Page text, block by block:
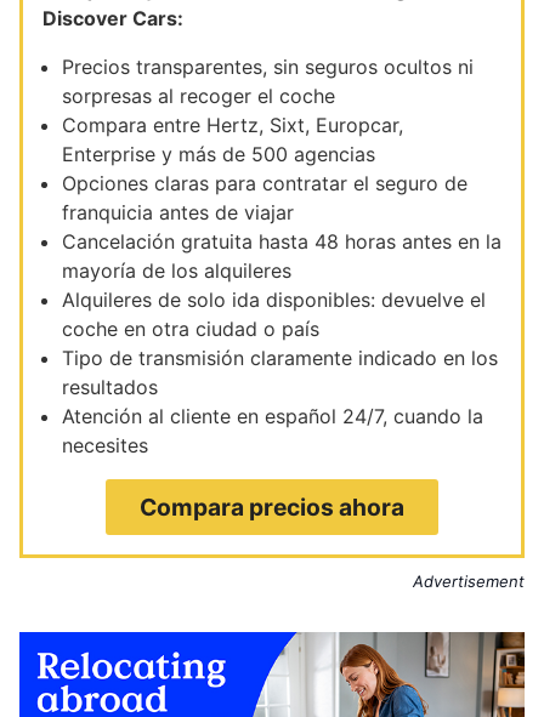
Discover Cars:
Precios transparentes, sin seguros ocultos ni
sorpresas al recoger el coche
Compara entre Hertz, Sixt, Europcar,
Enterprise y más de 500 agencias
Opciones claras para contratar el seguro de
franquicia antes de viajar
Cancelación gratuita hasta 48 horas antes en la
mayoría de los alquileres
Alquileres de solo ida disponibles: devuelve el
coche en otra ciudad o país
Tipo de transmisión claramente indicado en los
resultados
Atención al cliente en español 24/7, cuando la
necesites
Compara precios ahora
Advertisement